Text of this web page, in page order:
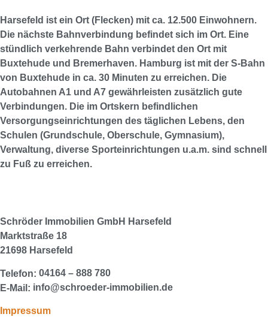
Harsefeld ist ein Ort (Flecken) mit ca. 12.500 Einwohnern.
Die nächste Bahnverbindung befindet sich im Ort. Eine
stündlich verkehrende Bahn verbindet den Ort mit
Buxtehude und Bremerhaven. Hamburg ist mit der S-Bahn
von Buxtehude in ca. 30 Minuten zu erreichen. Die
Autobahnen A1 und A7 gewährleisten zusätzlich gute
Verbindungen. Die im Ortskern befindlichen
Versorgungseinrichtungen des täglichen Lebens, den
Schulen (Grundschule, Oberschule, Gymnasium),
Verwaltung, diverse Sporteinrichtungen u.a.m. sind schnell
zu Fuß zu erreichen.
Schröder Immobilien GmbH Harsefeld
Marktstraße 18
21698 Harsefeld
Telefon: 04164 – 888 780
E-Mail: info@schroeder-immobilien.de
Impressum